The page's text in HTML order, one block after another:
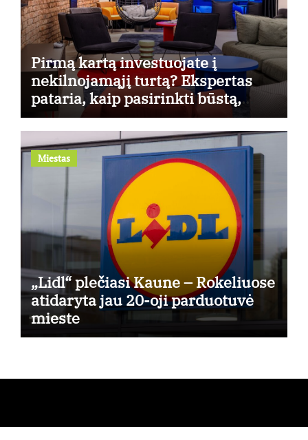
Pirmą kartą investuojate į
nekilnojamąjį turtą? Ekspertas
pataria, kaip pasirinkti būstą,
kuris generuos grąžą
Miestas
„Lidl“ plečiasi Kaune – Rokeliuose
atidaryta jau 20-oji parduotuvė
mieste